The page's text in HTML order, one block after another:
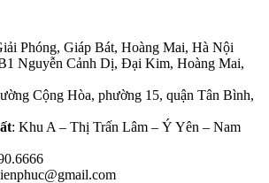
Phóng, Giáp Bát, Hoàng Mai, Hà Nội​
Nguyễn Cảnh Dị, Đại Kim, Hoàng Mai,
Cộng Hòa, phường 15, quận Tân Bình,
: Khu A – Thị Trấn Lâm – Ý Yên – Nam